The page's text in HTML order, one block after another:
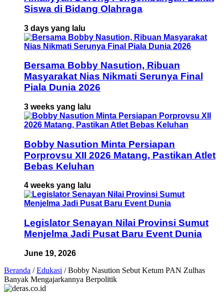
Siswa di Bidang Olahraga
3 days yang lalu
Bersama Bobby Nasution, Ribuan
Masyarakat Nias Nikmati Serunya Final
Piala Dunia 2026
3 weeks yang lalu
Bobby Nasution Minta Persiapan
Porprovsu XII 2026 Matang, Pastikan Atlet
Bebas Keluhan
4 weeks yang lalu
Legislator Senayan Nilai Provinsi Sumut
Menjelma Jadi Pusat Baru Event Dunia
June 19, 2026
Beranda / Edukasi / Bobby Nasution Sebut Ketum PAN Zulhas
Banyak Mengajarkannya Berpolitik